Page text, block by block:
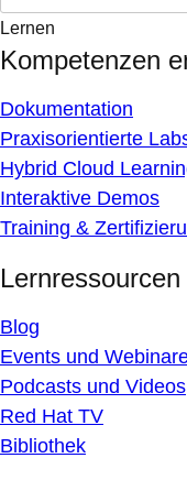
Lernen
Kompetenzen
Dokumentation
Praxisorientierte
Hybrid Cloud
Interaktive Demos
Training &
Lernressourcen
Blog
Events und
Podcasts und Videos
Red Hat TV
Bibliothek